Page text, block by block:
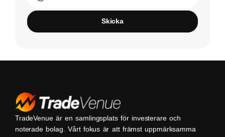
Skicka
TradeVenue är en samlingsplats för investerare och
noterade bolag. Vårt fokus är att främst uppmärksamma